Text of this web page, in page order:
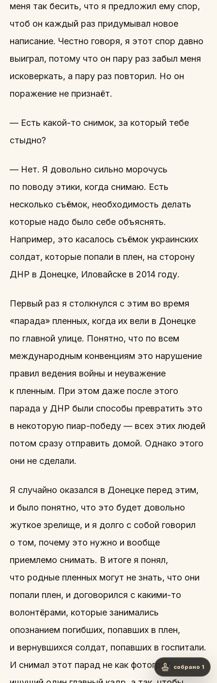
меня так бесить, что я предложил ему спор,
чтоб он каждый раз придумывал новое
написание. Честно говоря, я этот спор давно
выиграл, потому что он пару раз забыл меня
исковеркать, а пару раз повторил. Но он
поражение не признаёт.
— Есть какой-то снимок, за который тебе
стыдно?
— Нет. Я довольно сильно морочусь
по поводу этики, когда снимаю. Есть
несколько съёмок, необходимость делать
которые надо было себе объяснять.
Например, это касалось съёмок украинских
солдат, которые попали в плен, на сторону
ДНР в Донецке, Иловайске в 2014 году.
Первый раз я столкнулся с этим во время
«парада» пленных, когда их вели в Донецке
по главной улице. Понятно, что по всем
международным конвенциям это нарушение
правил ведения войны и неуважение
к пленным. При этом даже после этого
парада у ДНР были способы превратить это
в некоторую пиар-победу — всех этих людей
потом сразу отправить домой. Однако этого
они не сделали.
Я случайно оказался в Донецке перед этим,
и было понятно, что это будет довольно
жуткое зрелище, и я долго с собой говорил
о том, почему это нужно и вообще
приемлемо снимать. В итоге я понял,
что родные пленных могут не знать, что они
попали плен, и договорился с какими-то
волонтёрами, которые занимались
опознанием погибших, попавших в плен,
и вернувшихся солдат, попавших в госпитали.
И снимал этот парад не как фотограф, собрано 1